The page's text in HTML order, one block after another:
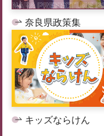
奈良県政策集
キッズならけん